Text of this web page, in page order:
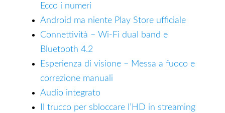
Ecco i numeri
Android ma niente Play Store ufficiale
Connettività – Wi-Fi dual band e
Bluetooth 4.2
Esperienza di visione – Messa a fuoco e
correzione manuali
Audio integrato
Il trucco per sbloccare l’HD in streaming